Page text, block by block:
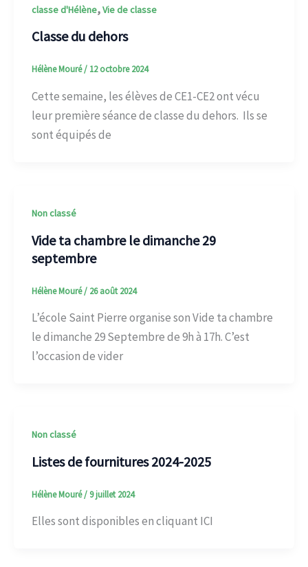
classe d'Hélène,Vie de classe
Classe du dehors
Hélène Mouré/ 12 octobre 2024
Cette semaine, les élèves de CE1-CE2 ont vécu
leur première séance de classe du dehors. Ils se
sont équipés de
Non classé
Vide ta chambre le dimanche 29
septembre
Hélène Mouré/ 26 août 2024
L’école Saint Pierre organise son Vide ta chambre
le dimanche 29 Septembre de 9h à 17h. C’est
l’occasion de vider
Non classé
Listes de fournitures 2024-2025
Hélène Mouré/ 9 juillet 2024
Elles sont disponibles en cliquant ICI